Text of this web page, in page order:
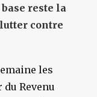
reste la
contre
les
Revenu